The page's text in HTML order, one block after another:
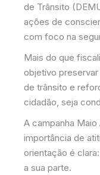
de Trânsito
ações de
com foco na
Mais do que
objetivo
de trânsito e
cidadão, seja
A campanha
importância de
orientação é
a sua parte.